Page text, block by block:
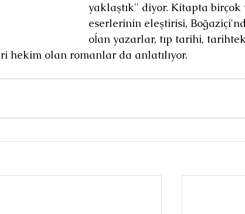
yaklaştık'' diyor. Kitapta birçok
eserlerinin eleştirisi,
oĺan yazarlar, tıp tarihi,
hekim olan romanlar da anlatılıyor.